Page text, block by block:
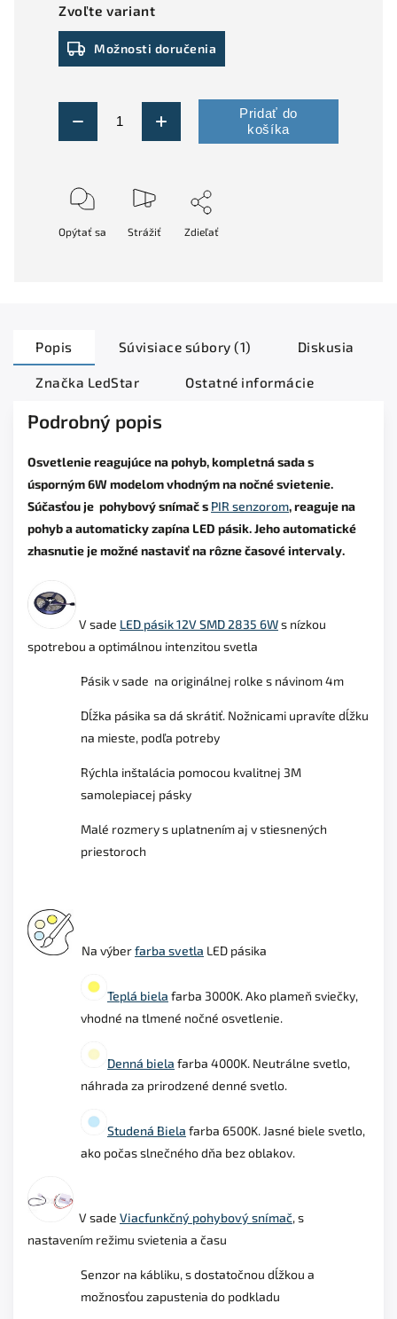
Zvoľte variant
Možnosti doručenia
Pridať do
košíka
Opýtať sa Strážiť Zdieľať
Popis Súvisiace súbory (1) Diskusia
Značka LedStar Ostatné informácie
Podrobný popis
Osvetlenie reagujúce na pohyb, kompletná sada s
úsporným 6W modelom vhodným na nočné svietenie.
Súčasťou je pohybový snímač s PIR senzorom, reaguje na
pohyb a automaticky zapína LED pásik. Jeho automatické
zhasnutie je možné nastaviť na rôzne časové intervaly.
V sade LED pásik 12V SMD 2835 6Ws nízkou
spotrebou a optimálnou intenzitou svetla
Pásik v sade na originálnej rolke s návinom 4m
Dĺžka pásika sa dá skrátiť. Nožnicami upravíte dĺžku
na mieste, podľa potreby
Rýchla inštalácia pomocou kvalitnej 3M
samolepiacej pásky
Malé rozmery s uplatnením aj v stiesnených
priestoroch
Na výberfarba svetla LED pásika
Teplá biela farba 3000K. Ako plameň sviečky,
vhodné na tlmené nočné osvetlenie.
Denná biela farba 4000K. Neutrálne svetlo,
náhrada za prirodzené denné svetlo.
Studená Biela farba 6500K. Jasné biele svetlo,
ako počas slnečného dňa bez oblakov.
V sade Viacfunkčný pohybový snímač, s
nastavením režimu svietenia a času
Senzor na kábliku, s dostatočnou dĺžkou a
možnosťou zapustenia do podkladu